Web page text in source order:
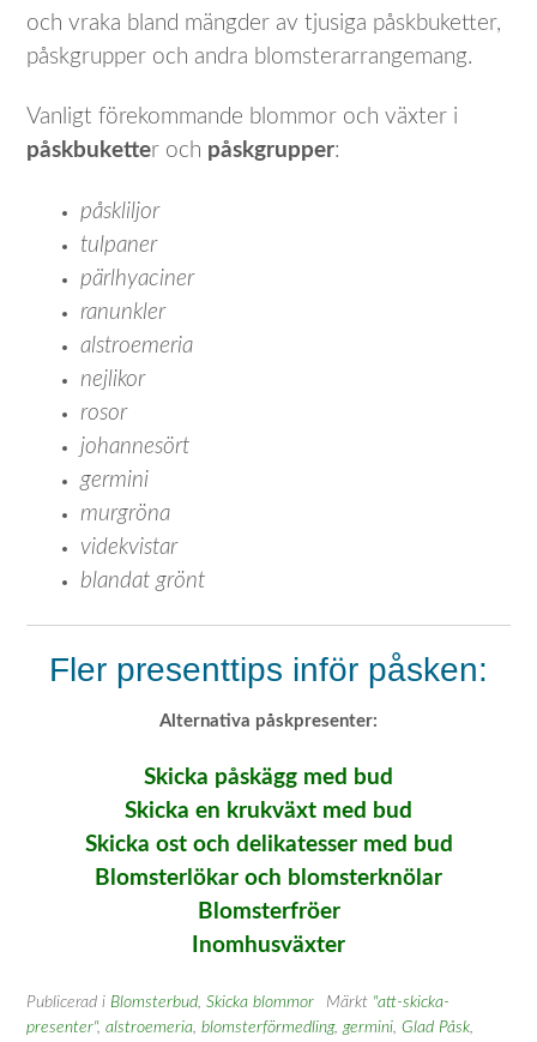
och vraka bland mängder av tjusiga påskbuketter,
påskgrupper och andra blomsterarrangemang.
Vanligt förekommande blommor och växter i
påskbuketter och påskgrupper:
påskliljor
tulpaner
pärlhyaciner
ranunkler
alstroemeria
nejlikor
rosor
johannesört
germini
murgröna
videkvistar
blandat grönt
Fler presenttips inför påsken:
Alternativa påskpresenter:
Skicka påskägg med bud
Skicka en krukväxt med bud
Skicka ost och delikatesser med bud
Blomsterlökar och blomsterknölar
Blomsterfröer
Inomhusväxter
Publicerad i Blomsterbud, Skicka blommor Märkt "att-skicka-
presenter", alstroemeria, blomsterförmedling,germini, Glad Påsk,